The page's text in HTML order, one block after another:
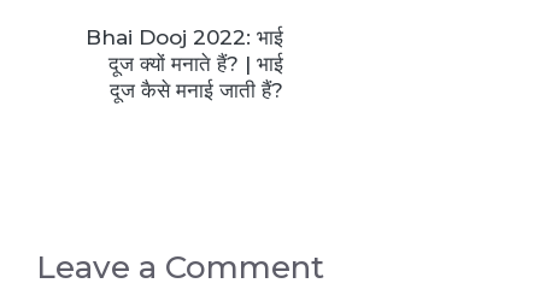
Bhai Dooj 2022: भाई
दूज क्यों मनाते हैं? | भाई
दूज कैसे मनाई जाती हैं?
Leave a Comment